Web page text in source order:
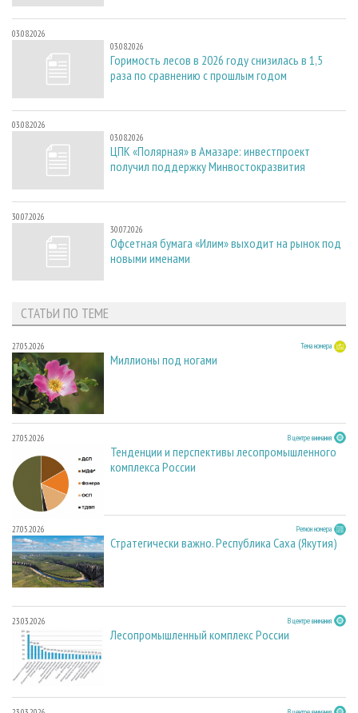
03.08.2026
03.08.2026
Горимость лесов в 2026 году снизилась в 1,5
раза по сравнению с прошлым годом
03.08.2026
03.08.2026
ЦПК «Полярная» в Амазаре: инвестпроект
получил поддержку Минвостокразвития
30.07.2026
30.07.2026
Офсетная бумага «Илим» выходит на рынок под
новыми именами
СТАТЬИ ПО ТЕМЕ
27.05.2026 Тема номера
Миллионы под ногами
27.05.2026 В центре внимания
Тенденции и перспективы лесопромышленного
комплекса России
27.05.2026 Регион номера
Стратегически важно. Республика Саха (Якутия)
23.03.2026 В центре внимания
Лесопромышленный комплекс России